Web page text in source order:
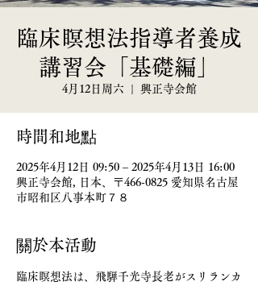
臨床瞑想法指導者養成
講習会「基礎編」
4月12日周六 興正寺会館
時間和地點
2025年4月12日 09:50 – 2025年4月13日 16:00
興正寺会館, 日本、〒466-0825 愛知県名古屋
市昭和区八事本町７８
關於本活動
臨床瞑想法は、飛騨千光寺長老がスリランカ